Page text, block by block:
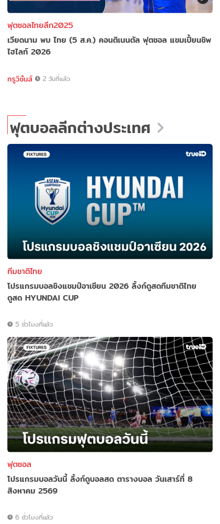
ฟุตซอลไทยลีก2025
เวียดนาม พบ ไทย (5 ส.ค.) คอนติเนนตัล ฟุตซอล แชมเปี้ยนชิพ
ไฮไลท์ 2026
ทรูวิชั่นส์ 2 วันที่แล้ว
ฟุตบอลลีกต่างประเทศ
ทีมชาติไทย
โปรแกรมบอลชิงแชมป์อาเซียน 2026 ลิ้งก์ดูสดทีมชาติไทย
ดูสด HYUNDAI CUP
5 ชั่วโมงที่แล้ว
ฟุตซอล
โปรแกรมบอลวันนี้ ลิ้งก์ดูบอลสด ตารางบอล วันเสาร์ที่ 8
สิงหาคม 2569
6 ชั่วโมงที่แล้ว